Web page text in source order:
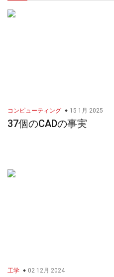
コンピューティング 15 1月 2025
37個のCADの事実
工学 02 12月 2024